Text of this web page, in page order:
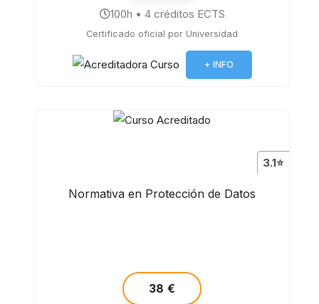
100h • 4 créditos ECTS
Certificado oficial por Universidad
+ INFO
3.1⭐
Normativa en Protección de Datos
38 €